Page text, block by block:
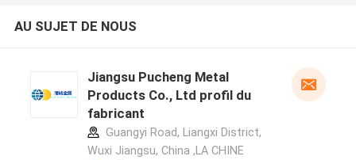
AU SUJET DE NOUS
Jiangsu Pucheng Metal
Products Co., Ltd profil du
fabricant
Guangyi Road, Liangxi District,
Wuxi Jiangsu, China ,LA CHINE